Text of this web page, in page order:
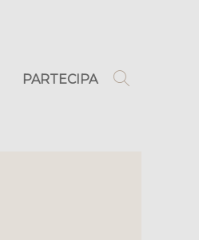
PARTECIPA